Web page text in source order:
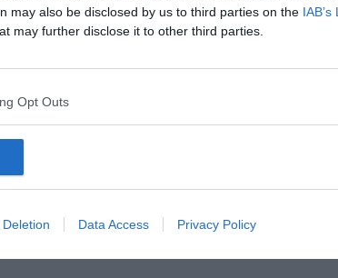
may also be disclosed by us to third parties on the IAB’s
may further disclose it to other third parties.
Opt Outs
Deletion Data Access Privacy Policy
pienza
arezzo provincia di prato